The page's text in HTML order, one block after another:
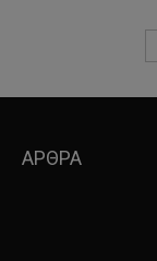
ΑΡΘΡΑ